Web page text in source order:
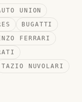
UNION
BUGATTI
FERRARI
TAZIO NUVOLARI